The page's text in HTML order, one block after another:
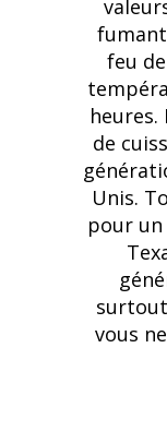
feu
de
Unis.
pour un
vous